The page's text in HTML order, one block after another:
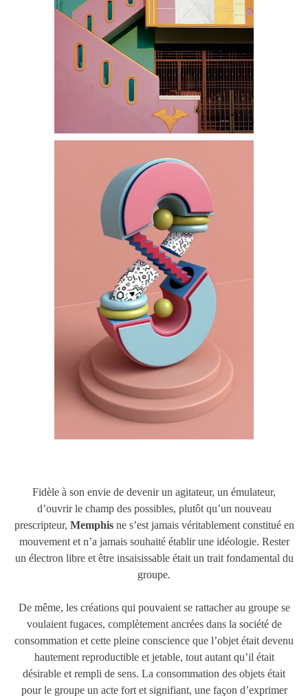
Fidèle à son envie de devenir un agitateur, un émulateur,
d’ouvrir le champ des possibles, plutôt qu’un nouveau
prescripteur, Memphisne s’est jamais véritablement constitué en
mouvement et n’a jamais souhaité établir une idéologie. Rester
un électron libre et être insaisissable était un trait fondamental du
groupe.
De même, les créations qui pouvaient se rattacher au groupe se
voulaient fugaces, complètement ancrées dans la société de
consommation et cette pleine conscience que l’objet était devenu
hautement reproductible et jetable, tout autant qu’il était
désirable et rempli de sens. La consommation des objets était
pour le groupe un acte fort et signifiant, une façon d’exprimer